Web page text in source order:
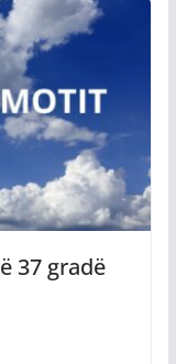
37 gradë